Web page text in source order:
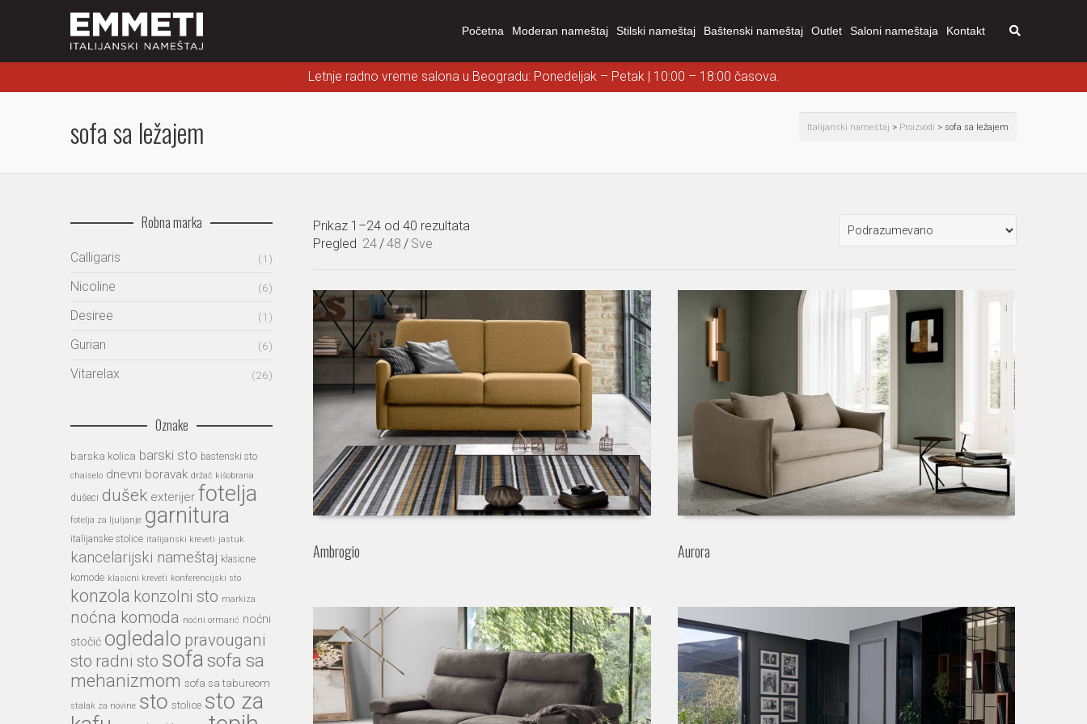
Početna Moderan nameštaj Stilski nameštaj Baštenski nameštaj Outlet Saloni nameštaja Kontakt
Letnje radno vreme salona u Beogradu: Ponedeljak – Petak | 10:00 – 18:00 časova.
sofa sa ležajem Italijanski nameštaj > Proizvodi > sofa sa ležajem
Prikaz 1–24 od 40 rezultata
Pregled 24/48 / Sve
Ambrogio Aurora
Robna marka
Calligaris (1)
Nicoline (6)
Desiree (1)
Gurian (6)
Vitarelax (26)
Oznake
barska kolica barski sto bastenski sto
chaiselo dnevni boravak držač kišobrana
dušeci dušek exterijer fotelja
fotelja za ljuljanje garnitura
italijanske stolice italijanski kreveti jastuk
kancelarijski nameštaj klasicne
komode klasicni kreveti konferencijski sto
konzola konzolni sto markiza
noćna komoda noćni ormarić noćni
stočić ogledalo pravougani
sto radni sto sofasofa sa
mehanizmom sofa sa tabureom
stalak za novine sto stolice sto za